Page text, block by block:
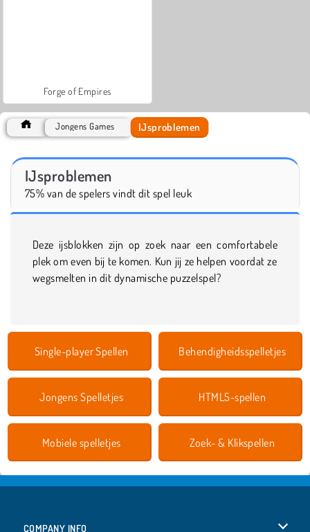
Forge of Empires
Jongens Games IJsproblemen
IJsproblemen
75% van de spelers vindt dit spel leuk
Deze ijsblokken zijn op zoek naar een comfortabele
plek om even bij te komen. Kun jij ze helpen voordat ze
wegsmelten in dit dynamische puzzelspel?
Single-player Spellen Behendigheidsspelletjes
Jongens Spelletjes HTML5-spellen
Mobiele spelletjes Zoek- & Klikspellen
COMPANY INFO